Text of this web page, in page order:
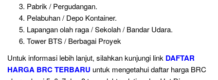
Pabrik / Pergudangan.
Pelabuhan / Depo Kontainer.
Lapangan olah raga / Sekolah / Bandar Udara.
Tower BTS / Berbagai Proyek
Untuk informasi lebih lanjut, silahkan kunjungi link DAFTAR
HARGA BRC TERBARU untuk mengetahui daftar harga BRC